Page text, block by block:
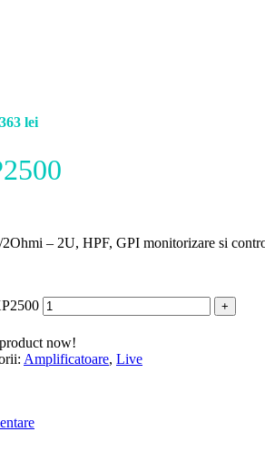
363 lei
– 2U, HPF, GPI monitorizare si
now!
Amplificatoare, Live